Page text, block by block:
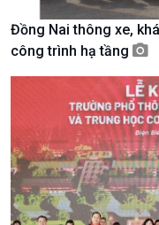
Văn hoá & Du lịch
Tin Văn hoá & Du lịch
Chát với người nổi tiếng
Đồng Nai thông xe,
công trình hạ tầng